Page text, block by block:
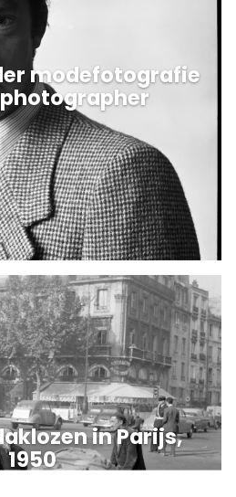
modefotografie
in Parijs,
1950